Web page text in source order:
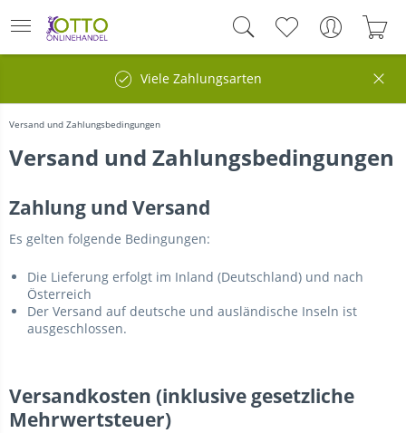
Viele Zahlungsarten
Versand und Zahlungsbedingungen
Versand und Zahlungsbedingungen
Zahlung und Versand
Es gelten folgende Bedingungen:
Die Lieferung erfolgt im Inland (Deutschland) und nach
Österreich
Der Versand auf deutsche und ausländische Inseln ist
ausgeschlossen.
Versandkosten (inklusive gesetzliche
Mehrwertsteuer)